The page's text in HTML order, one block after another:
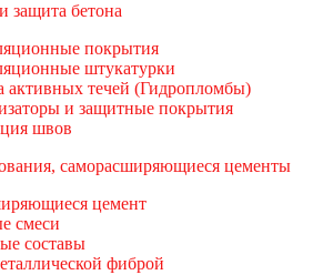
защита бетона
покрытия
штукатурки
активных течей (Гидропломбы)
и защитные покрытия
швов
саморасширяющиеся цементы
цемент
смеси
составы
фиброй